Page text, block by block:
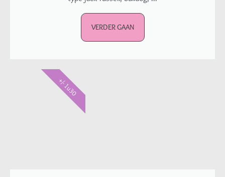
VERDER GAAN
+/- 1u30